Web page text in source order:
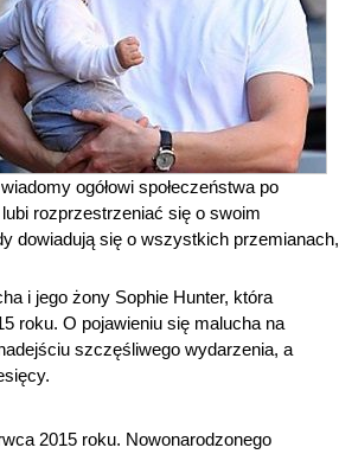
ogółowi społeczeństwa po
rozprzestrzeniać się o swoim
dowiadują się o wszystkich przemianach,
i jego żony Sophie Hunter, która
roku. O pojawieniu się malucha na
szczęśliwego wydarzenia, a
2015 roku. Nowonarodzonego